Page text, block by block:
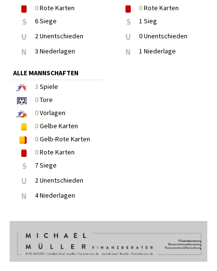
0Rote Karten
S 6 Siege
U 2 Unentschieden
N 3 Niederlagen
0Rote Karten
S 1 Sieg
U 0 Unentschieden
N 1 Niederlage
ALLE MANNSCHAFTEN
3 Spiele
0Tore
0Vorlagen
0Gelbe Karten
0Gelb-Rote Karten
0Rote Karten
S 7 Siege
U 2 Unentschieden
N 4 Niederlagen